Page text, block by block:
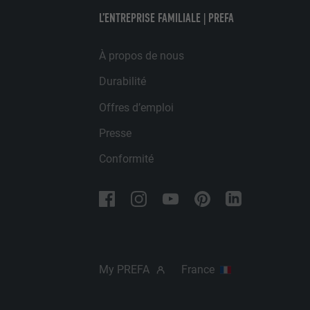
L’ENTREPRISE FAMILIALE | PREFA
À propos de nous
Durabilité
Offres d’emploi
Presse
Conformité
My PREFA France